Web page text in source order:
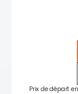
Prix de départ